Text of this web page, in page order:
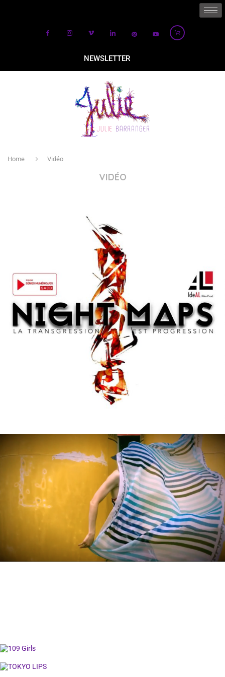
NEWSLETTER
Home Vidéo
VIDÉO